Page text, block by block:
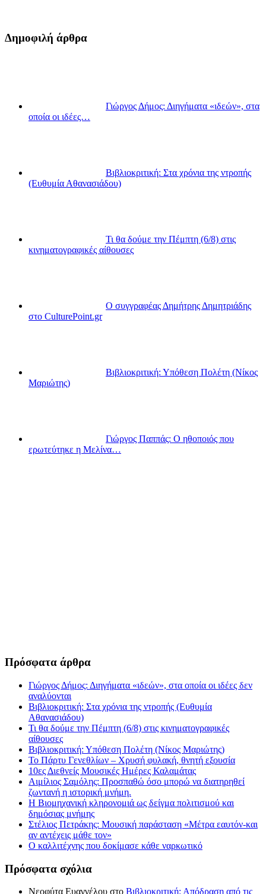
Δημοφιλή άρθρα
Γιώργος Δήμος: Διηγήματα «ιδεών», στα
οποία οι ιδέες…
Βιβλιοκριτική: Στα χρόνια της ντροπής
(Ευθυμία Αθανασιάδου)
Τι θα δούμε την Πέμπτη (6/8) στις
κινηματογραφικές αίθουσες
Ο συγγραφέας Δημήτρης Δημητριάδης
στο CulturePoint.gr
Βιβλιοκριτική: Υπόθεση Πολέτη (Νίκος
Μαριώτης)
Γιώργος Παππάς: Ο ηθοποιός που
ερωτεύτηκε η Μελίνα…
Πρόσφατα άρθρα
Γιώργος Δήμος: Διηγήματα «ιδεών», στα οποία οι ιδέες δεν
αναλύονται
Βιβλιοκριτική: Στα χρόνια της ντροπής (Ευθυμία
Αθανασιάδου)
Τι θα δούμε την Πέμπτη (6/8) στις κινηματογραφικές
αίθουσες
Βιβλιοκριτική: Υπόθεση Πολέτη (Νίκος Μαριώτης)
Το Πάρτυ Γενεθλίων – Χρυσή φυλακή, θνητή εξουσία
10ες Διεθνείς Μουσικές Ημέρες Καλαμάτας
Αιμίλιος Σαμόλης: Προσπαθώ όσο μπορώ να διατηρηθεί
ζωντανή η ιστορική μνήμη.
Η Βιομηχανική κληρονομιά ως δείγμα πολιτισμού και
δημόσιας μνήμης
Στέλιος Πετράκης: Μουσική παράσταση «Μέτρα εαυτόν-και
αν αντέχεις μάθε τον»
Ο καλλιτέχνης που δοκίμασε κάθε ναρκωτικό
Πρόσφατα σχόλια
Νεοφύτα Ευαγγέλου στο Βιβλιοκριτική: Απόδραση από τις